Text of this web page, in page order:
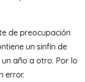
de preocupación
un sinfín de
año a otro. Por lo
error.